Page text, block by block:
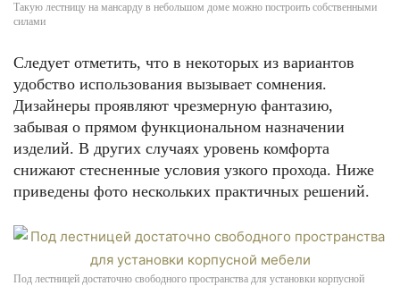
Такую лестницу на мансарду в небольшом доме можно построить собственными
силами
Следует отметить, что в некоторых из вариантов
удобство использования вызывает сомнения.
Дизайнеры проявляют чрезмерную фантазию,
забывая о прямом функциональном назначении
изделий. В других случаях уровень комфорта
снижают стесненные условия узкого прохода. Ниже
приведены фото нескольких практичных решений.
Под лестницей достаточно свободного пространства для установки корпусной